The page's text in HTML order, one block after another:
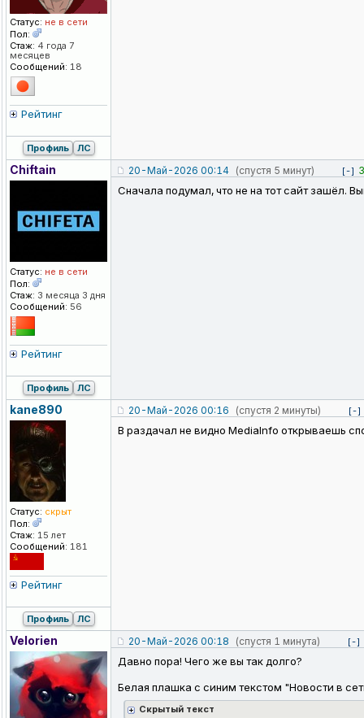
Статус: не в сети
Пол:
Стаж: 4 года 7
месяцев
Сообщений: 18
Рейтинг
Профиль ЛС
Chiftain
Статус: не в сети
Пол:
Стаж: 3 месяца 3 дня
Сообщений: 56
Рейтинг
20-Май-2026 00:14 (спустя 5 минут) [-]
Сначала подумал, что не на тот сайт зашёл.
Профиль ЛС
kane890
Статус: скрыт
Пол:
Стаж: 15 лет
Сообщений: 181
Рейтинг
20-Май-2026 00:16 (спустя 2 минуты) [-]
В раздачал не видно MediaInfo открываешь
Профиль ЛС
Velorien 20-Май-2026 00:18 (спустя 1 минута) [-]
Давно пора! Чего же вы так долго?
Белая плашка с синим текстом "Новости в
Cкрытый текст